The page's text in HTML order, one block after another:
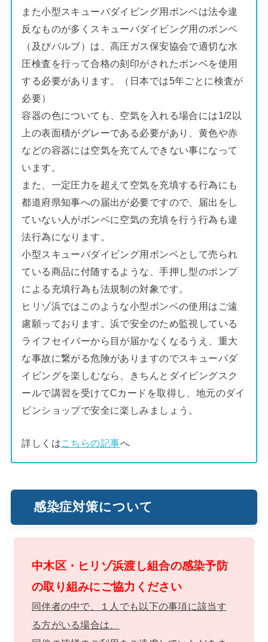
また小型スキューバダイビング用ボンベは法令違
反なものが多くスキューバダイビング用のボンベ
（及びバルブ）は、高圧ガス保安協会で適切な水
圧検査を行って合格の刻印がされたボンベを使用
する必要があります。（日本では5年ごとに検査が
必要）
容器の色についても、空気を入れる場合には1/2以
上の表面積がグレーである必要があり、黄色や赤
などの容器には空気を充てんできない事になって
います。
また、一定圧力を超えて空気を充填する行為にも
都道府県知事への届出が必要ですので、届出をし
ていない人がボンベに空気の充填を行う行為も違
法行為になります。
小型スキューバダイビング用ボンベとして売られ
ている商品に付随するような、手押し型のポンプ
による充填行為も法規制の対象です。
ヒリゾ浜ではこのような小型ボンベの使用はご遠
慮願っております。浜で安全のため監視している
ライフセイバーから目が届かなくなるうえ、重大
な事故に繋がる危険がありますのでスキューバダ
イビングを楽しむなら、きちんとダイビングスク
ールで講習を受けてCカードを取得し、地元のダイ
ビンショップで安全に楽しみましょう。
詳しくはこちらの記事へ
感染症対策について
中木区・ヒリゾ浜渡し組合の感染予防
の取り組みにご協力ください
同伴者の中で、１人でも以下の事項に該当す
る方がいる場合は、